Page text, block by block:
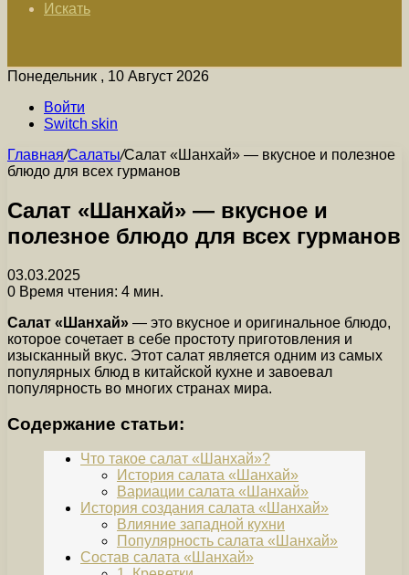
Искать
Понедельник , 10 Август 2026
Войти
Switch skin
Главная/Салаты/Салат «Шанхай» — вкусное и полезное
блюдо для всех гурманов
Салат «Шанхай» — вкусное и
полезное блюдо для всех гурманов
03.03.2025
0 Время чтения: 4 мин.
Салат «Шанхай» — это вкусное и оригинальное блюдо,
которое сочетает в себе простоту приготовления и
изысканный вкус. Этот салат является одним из самых
популярных блюд в китайской кухне и завоевал
популярность во многих странах мира.
Содержание статьи:
Что такое салат «Шанхай»?
История салата «Шанхай»
Вариации салата «Шанхай»
История создания салата «Шанхай»
Влияние западной кухни
Популярность салата «Шанхай»
Состав салата «Шанхай»